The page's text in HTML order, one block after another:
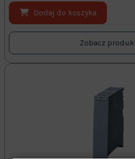
Dodaj do koszyka
Zobacz